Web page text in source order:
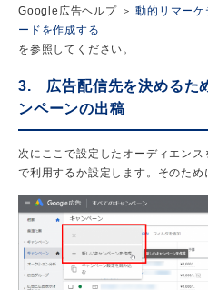
Google広告ヘルプ ＞動的リマー
ードを作成する
を参照してください。
3. 広告配信先を決めるた
ンペーンの出稿
次にここで設定したオーディエン
で利用するか設定します。そのため